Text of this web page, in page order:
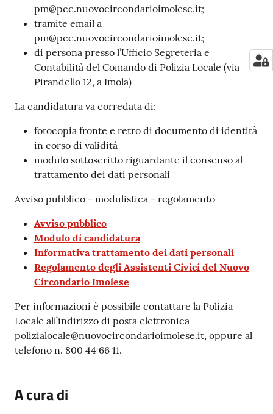
pm@pec.nuovocircondarioimolese.it;
tramite email a
pm@pec.nuovocircondarioimolese.it;
di persona presso l’Ufficio Segreteria e
Contabilità del Comando di Polizia Locale (via
Pirandello 12, a Imola)
La candidatura va corredata di:
fotocopia fronte e retro di documento di identità
in corso di validità
modulo sottoscritto riguardante il consenso al
trattamento dei dati personali
Avviso pubblico - modulistica - regolamento
Avviso pubblico
Modulo di candidatura
Informativa trattamento dei dati personali
Regolamento degli Assistenti Civici del Nuovo
Circondario Imolese
Per informazioni è possibile contattare la Polizia
Locale all’indirizzo di posta elettronica
polizialocale@nuovocircondarioimolese.it, oppure al
telefono n. 800 44 66 11.
A cura di